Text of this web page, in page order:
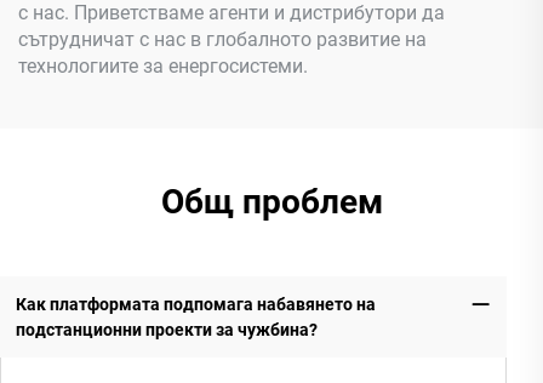
с нас. Приветстваме агенти и дистрибутори да
сътрудничат с нас в глобалното развитие на
технологиите за енергосистеми.
Общ проблем
Как платформата подпомага набавянето на
подстанционни проекти за чужбина?